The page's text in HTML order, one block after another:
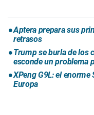
Aptera prepara sus
retrasos
Trump se burla de los
esconde un problema
XPeng G9L: el enorme
Europa